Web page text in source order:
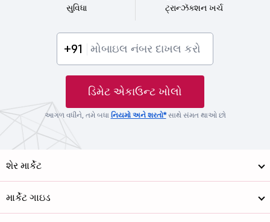
સુવિધા
ટ્રાન્ઝૅક્શન ખર્ચ
+91
ડિમેટ એકાઉન્ટ ખોલો
આગળ વધીને, તમે બધા નિયમો અને શરતો*સાથે સંમત થાઓ છો
શેર માર્કેટ
માર્કેટ ગાઇડ